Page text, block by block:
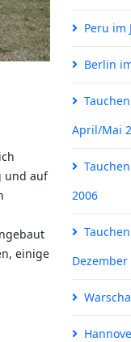
und auf
einige
Peru im
Berlin
April/Mai
2006
Dezember